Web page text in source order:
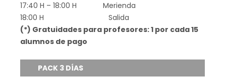
17:40 H – 18:00 H Merienda
18:00 H Salida
(*) Gratuidades para profesores: 1 por cada 15
alumnos de pago
PACK 3 DÍAS